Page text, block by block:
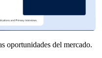
oportunidades del mercado.